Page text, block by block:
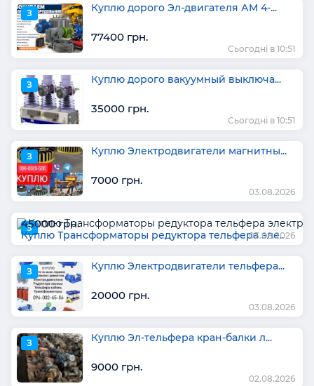
З Куплю дорого Эл-двигателя АМ 4-...
77400 грн.
Сьогодні в 10:51
З Куплю дорого вакуумный выключа...
35000 грн.
Сьогодні в 10:51
З Куплю Электродвигатели магнитны...
7000 грн.
03.08.2026
З
Куплю Трансформаторы редуктора тельфера эле..
45000 грн.
03.08.2026
З Куплю Электродвигатели тельфера...
20000 грн.
03.08.2026
З Куплю Эл-тельфера кран-балки л...
9000 грн.
02.08.2026